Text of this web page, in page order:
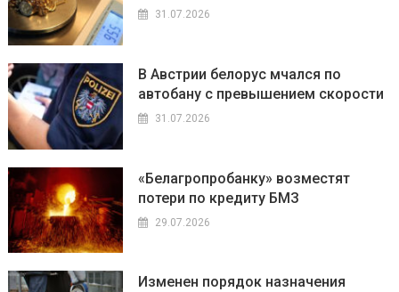
31.07.2026
В Австрии белорус мчался по
автобану с превышением скорости
31.07.2026
«Белагропробанку» возместят
потери по кредиту БМЗ
29.07.2026
Изменен порядок назначения